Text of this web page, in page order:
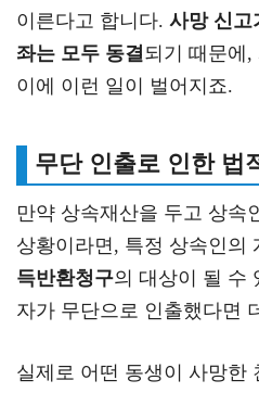
이른다고 합니다. 사망 신고
좌는 모두 동결되기 때문에
이에 이런 일이 벌어지죠.
무단 인출로 인한 법
만약 상속재산을 두고 상속
상황이라면, 특정 상속인의
득반환청구의 대상이 될 수
자가 무단으로 인출했다면
실제로 어떤 동생이 사망한